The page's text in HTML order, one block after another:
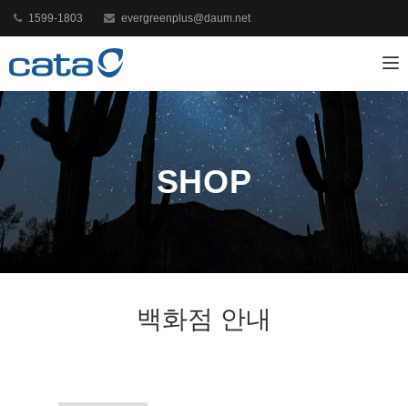
1599-1803 evergreenplus@daum.net
SHOP
백화점 안내